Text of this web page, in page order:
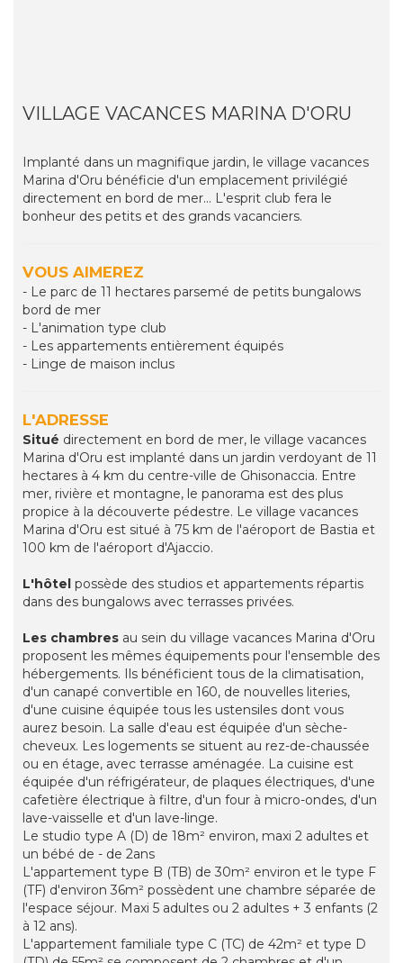
VILLAGE VACANCES MARINA D'ORU
Implanté dans un magnifique jardin, le village vacances
Marina d'Oru bénéficie d'un emplacement privilégié
directement en bord de mer... L'esprit club fera le
bonheur des petits et des grands vacanciers.
VOUS AIMEREZ
- Le parc de 11 hectares parsemé de petits bungalows
bord de mer
- L'animation type club
- Les appartements entièrement équipés
- Linge de maison inclus
L'ADRESSE
Situé directement en bord de mer, le village vacances
Marina d'Oru est implanté dans un jardin verdoyant de 11
hectares à 4 km du centre-ville de Ghisonaccia. Entre
mer, rivière et montagne, le panorama est des plus
propice à la découverte pédestre. Le village vacances
Marina d'Oru est situé à 75 km de l'aéroport de Bastia et
100 km de l'aéroport d'Ajaccio.
L'hôtel possède des studios et appartements répartis
dans des bungalows avec terrasses privées.
Les chambres au sein du village vacances Marina d'Oru
proposent les mêmes équipements pour l'ensemble des
hébergements. Ils bénéficient tous de la climatisation,
d'un canapé convertible en 160, de nouvelles literies,
d'une cuisine équipée tous les ustensiles dont vous
aurez besoin. La salle d'eau est équipée d'un sèche-
cheveux. Les logements se situent au rez-de-chaussée
ou en étage, avec terrasse aménagée. La cuisine est
équipée d'un réfrigérateur, de plaques électriques, d'une
cafetière électrique à filtre, d'un four à micro-ondes, d'un
lave-vaisselle et d'un lave-linge.
Le studio type A (D) de 18m² environ, maxi 2 adultes et
un bébé de - de 2ans
L'appartement type B (TB) de 30m² environ et le type F
(TF) d'environ 36m² possèdent une chambre séparée de
l'espace séjour. Maxi 5 adultes ou 2 adultes + 3 enfants (2
à 12 ans).
L'appartement familiale type C (TC) de 42m² et type D